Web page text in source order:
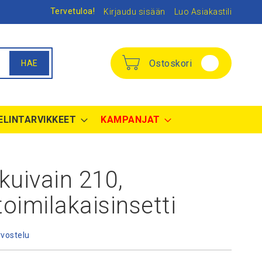
Tervetuloa! Kirjaudu sisään Luo Asiakastili
Ostoskori
HAE
KAMPANJAT
210,